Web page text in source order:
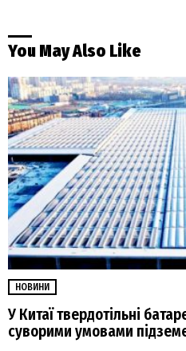
You May Also Like
НОВИНИ
У Китаї твердотільні
суворими умовами